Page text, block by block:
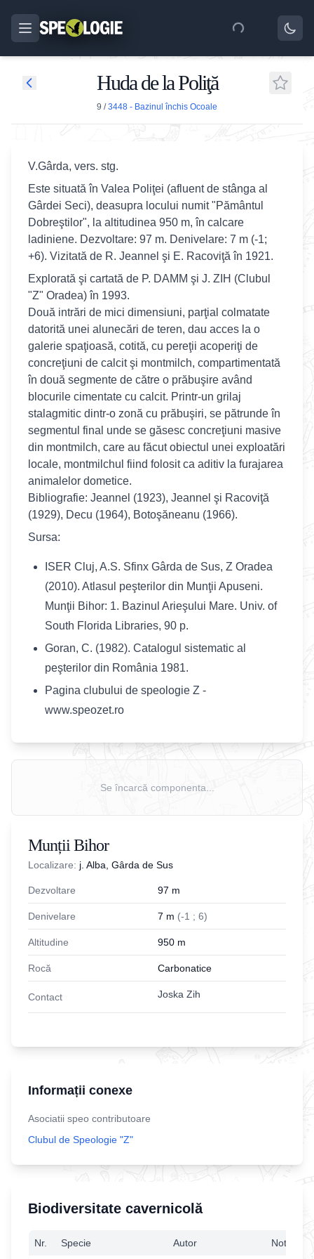
Huda de la Poliţă
9 /3448 - Bazinul închis Ocoale
V.Gârda, vers. stg.
Este situată în Valea Poliţei (afluent de stânga al
Gârdei Seci), deasupra locului numit "Pământul
Dobreştilor", la altitudinea 950 m, în calcare
ladiniene. Dezvoltare: 97 m. Denivelare: 7 m (-1;
+6). Vizitată de R. Jeannel şi E. Racoviţă în 1921.
Explorată şi cartată de P. DAMM şi J. ZIH (Clubul
"Z" Oradea) în 1993.
Două intrări de mici dimensiuni, parţial colmatate
datorită unei alunecări de teren, dau acces la o
galerie spaţioasă, cotită, cu pereţii acoperiţi de
concreţiuni de calcit şi montmilch, compartimentată
în două segmente de către o prăbuşire având
blocurile cimentate cu calcit. Printr-un grilaj
stalagmitic dintr-o zonă cu prăbuşiri, se pătrunde în
segmentul final unde se găsesc concreţiuni masive
din montmilch, care au făcut obiectul unei exploatări
locale, montmilchul fiind folosit ca aditiv la furajarea
animalelor dometice.
Bibliografie: Jeannel (1923), Jeannel şi Racoviţă
(1929), Decu (1964), Botoşăneanu (1966).
Sursa:
ISER Cluj, A.S. Sfinx Gârda de Sus, Z Oradea
(2010). Atlasul peşterilor din Munţii Apuseni.
Munţii Bihor: 1. Bazinul Arieşului Mare. Univ. of
South Florida Libraries, 90 p.
Goran, C. (1982). Catalogul sistematic al
peşterilor din România 1981.
Pagina clubului de speologie Z -
www.speozet.ro
Se încarcă componenta...
Munții Bihor
Localizare: j. Alba, Gârda de Sus
Dezvoltare 97 m
Denivelare 7 m (-1 ; 6)
Altitudine 950 m
Rocă Carbonatice
Contact Joska Zih
Informații conexe
Asociatii speo contributoare
Clubul de Speologie "Z"
Biodiversitate cavernicolă
Nr. Specie Autor Notă